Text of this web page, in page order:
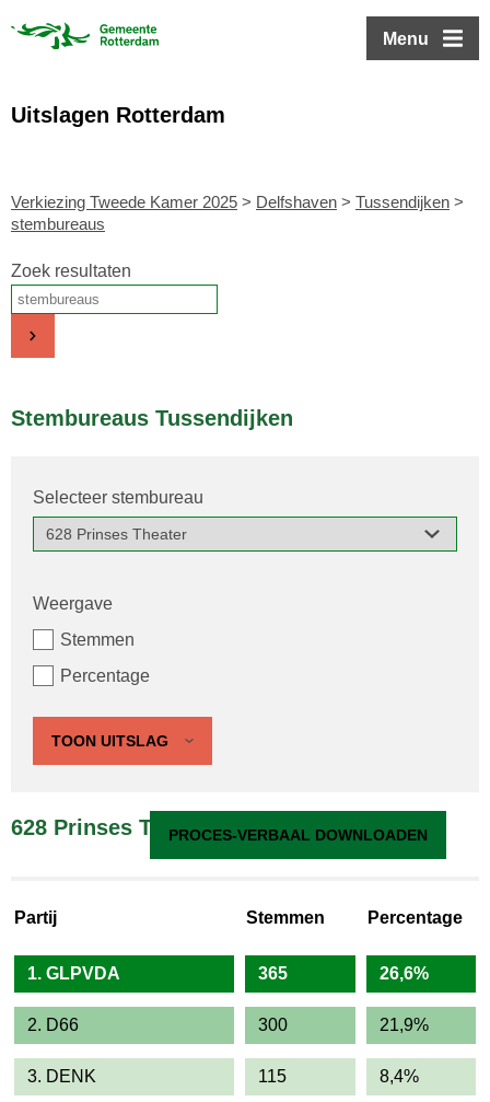
Menu
Uitslagen Rotterdam
Verkiezing Tweede Kamer 2025 > Delfshaven > Tussendijken >
stembureaus
Zoek resultaten
Stembureaus Tussendijken
Selecteer stembureau
Weergave
Stemmen
Percentage
TOON UITSLAG
628 Prinses TheaterPROCES-VERBAAL DOWNLOADEN
Partij Stemmen Percentage
1. GLPVDA 365 26,6%
2. D66 300 21,9%
3. DENK 115 8,4%